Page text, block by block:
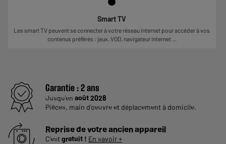
Smart TV
Les smart TV peuvent se connecter à votre réseau internet pour accéder à vos
contenus préférés : jeux, VOD, navigateur internet ...
Garantie :2 ans
Jusqu'en août 2028
Pièces, main d'oeuvre et déplacement à domicile.
Reprise de votre ancien appareil
C'estgratuit ! En savoir +